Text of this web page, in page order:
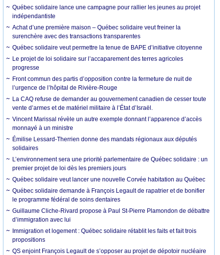
Québec solidaire lance une campagne pour rallier les jeunes au projet
indépendantiste
Achat d’une première maison – Québec solidaire veut freiner la
surenchère avec des transactions transparentes
Québec solidaire veut permettre la tenue de BAPE d’initiative citoyenne
Le projet de loi solidaire sur l’accaparement des terres agricoles
progresse
Front commun des partis d’opposition contre la fermeture de nuit de
l’urgence de l’hôpital de Rivière-Rouge
La CAQ refuse de demander au gouvernement canadien de cesser toute
vente d’armes et de matériel militaire à l’État d’Israël.
Vincent Marissal révèle un autre exemple donnant l’apparence d’accès
monnayé à un ministre
Émilise Lessard-Therrien donne des mandats régionaux aux députés
solidaires
L’environnement sera une priorité parlementaire de Québec solidaire : un
premier projet de loi dès les premiers jours
Québec solidaire veut lancer une nouvelle Corvée habitation au Québec
Québec solidaire demande à François Legault de rapatrier et de bonifier
le programme fédéral de soins dentaires
Guillaume Cliche-Rivard propose à Paul St-Pierre Plamondon de débattre
d’immigration avec lui
Immigration et logement : Québec solidaire rétablit les faits et fait trois
propositions
QS enjoint François Legault de s’opposer au projet de dépotoir nucléaire